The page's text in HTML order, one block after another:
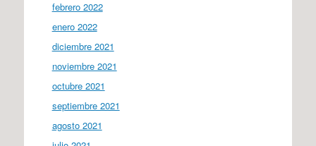
febrero 2022
enero 2022
diciembre 2021
noviembre 2021
octubre 2021
septiembre 2021
agosto 2021